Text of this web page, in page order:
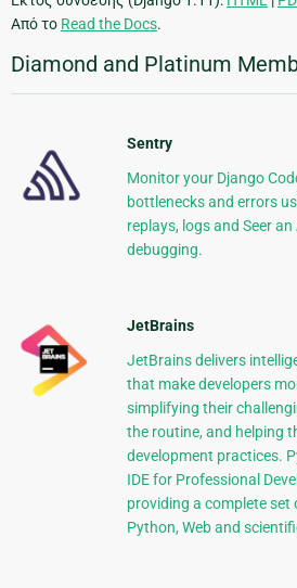
Από το Read the Docs.
Diamond and Platinum
Sentry
Monitor your Django
bottlenecks and errors
replays, logs and Seer
debugging.
JetBrains
JetBrains delivers
that make developers
simplifying their
the routine, and helping
development practices.
IDE for Professional
providing a complete
Python, Web and